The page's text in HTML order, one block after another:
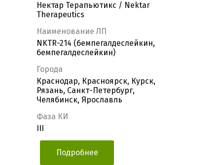
Нектар Терапьютикс / Nektar
Therapeutics
Наименование ЛП
NKTR-214 (бемпегалдеслейкин,
бемпегалдеслейкин)
Города
Краснодар, Красноярск, Курск,
Рязань, Санкт-Петербург,
Челябинск, Ярославль
Фаза КИ
Подробнее